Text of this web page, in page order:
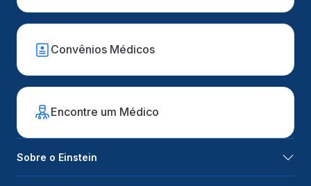
Convênios Médicos
Encontre um Médico
Sobre o Einstein